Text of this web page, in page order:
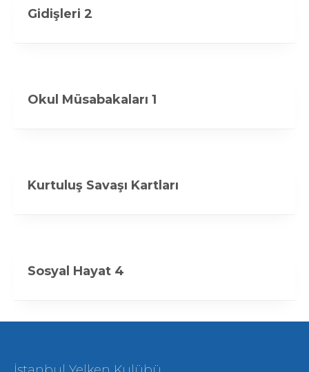
Gidişleri 2
Okul Müsabakaları 1
Kurtuluş Savaşı Kartları
Sosyal Hayat 4